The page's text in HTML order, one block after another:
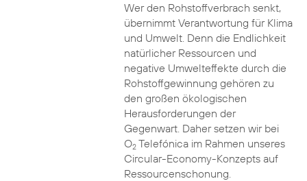
Wer den Rohstoffverbrach senkt,
übernimmt Verantwortung für Klima
und Umwelt. Denn die Endlichkeit
natürlicher Ressourcen und
negative Umwelteffekte durch die
Rohstoffgewinnung gehören zu
den großen ökologischen
Herausforderungen der
Gegenwart. Daher setzen wir bei
O2Telefónica im Rahmen unseres
Circular-Economy-Konzepts auf
Ressourcenschonung.